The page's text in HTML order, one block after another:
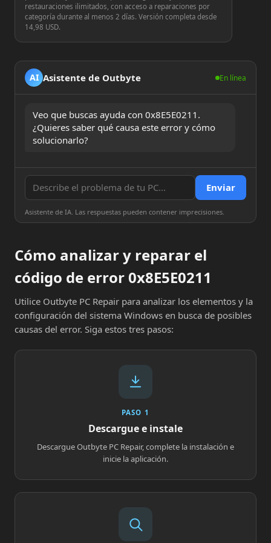
restauraciones ilimitados, con acceso a reparaciones por
categoría durante al menos 2 días. Versión completa desde
14,98 USD.
AI Asistente de Outbyte En línea
Veo que buscas ayuda con 0x8E5E0211.
¿Quieres saber qué causa este error y cómo
solucionarlo?
Enviar
Asistente de IA. Las respuestas pueden contener imprecisiones.
Cómo analizar y reparar el
código de error 0x8E5E0211
Utilice Outbyte PC Repair para analizar los elementos y la
configuración del sistema Windows en busca de posibles
causas del error. Siga estos tres pasos:
PASO 1
Descargue e instale
Descargue Outbyte PC Repair, complete la instalación e
inicie la aplicación.